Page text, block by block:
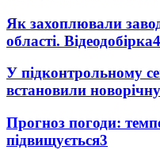
Як захоплювали
області. Відеодобірка4
У підконтрольному
встановили
Прогноз погоди:
підвищується3